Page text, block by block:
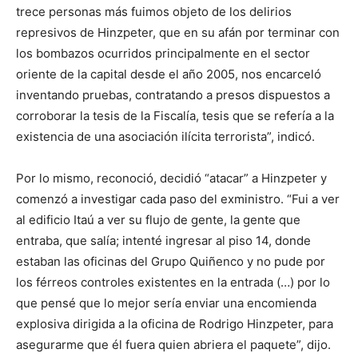
trece personas más fuimos objeto de los delirios
represivos de Hinzpeter, que en su afán por terminar con
los bombazos ocurridos principalmente en el sector
oriente de la capital desde el año 2005, nos encarceló
inventando pruebas, contratando a presos dispuestos a
corroborar la tesis de la Fiscalía, tesis que se refería a la
existencia de una asociación ilícita terrorista”, indicó.
Por lo mismo, reconoció, decidió “atacar” a Hinzpeter y
comenzó a investigar cada paso del exministro. “Fui a ver
al edificio Itaú a ver su flujo de gente, la gente que
entraba, que salía; intenté ingresar al piso 14, donde
estaban las oficinas del Grupo Quiñenco y no pude por
los férreos controles existentes en la entrada (…) por lo
que pensé que lo mejor sería enviar una encomienda
explosiva dirigida a la oficina de Rodrigo Hinzpeter, para
asegurarme que él fuera quien abriera el paquete”, dijo.